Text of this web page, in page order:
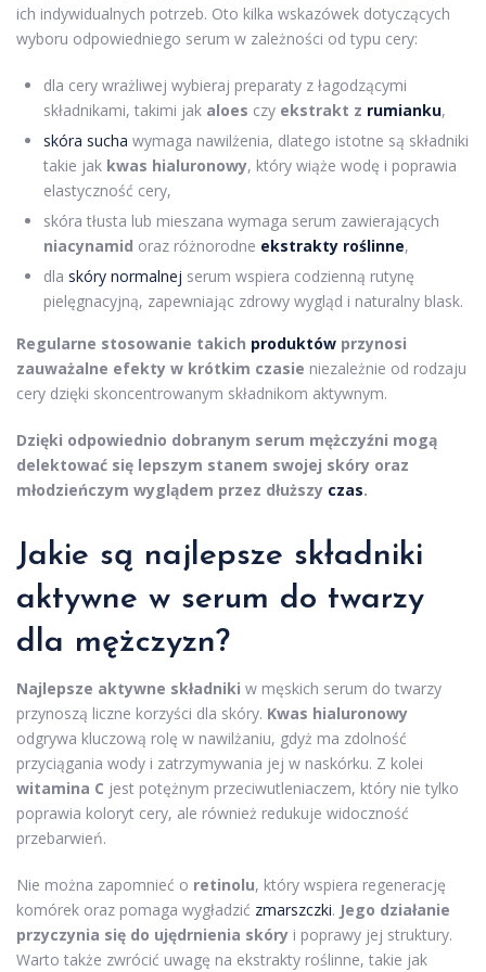
ich indywidualnych potrzeb. Oto kilka wskazówek dotyczących
wyboru odpowiedniego serum w zależności od typu cery:
dla cery wrażliwej wybieraj preparaty z łagodzącymi
składnikami, takimi jak aloes czy ekstrakt z rumianku,
skóra sucha wymaga nawilżenia, dlatego istotne są składniki
takie jak kwas hialuronowy, który wiąże wodę i poprawia
elastyczność cery,
skóra tłusta lub mieszana wymaga serum zawierających
niacynamid oraz różnorodne ekstrakty roślinne,
dla skóry normalnej serum wspiera codzienną rutynę
pielęgnacyjną, zapewniając zdrowy wygląd i naturalny blask.
Regularne stosowanie takich produktów przynosi
zauważalne efekty w krótkim czasie niezależnie od rodzaju
cery dzięki skoncentrowanym składnikom aktywnym.
Dzięki odpowiednio dobranym serum mężczyźni mogą
delektować się lepszym stanem swojej skóry oraz
młodzieńczym wyglądem przez dłuższy czas.
Jakie są najlepsze składniki
aktywne w serum do twarzy
dla mężczyzn?
Najlepsze aktywne składniki w męskich serum do twarzy
przynoszą liczne korzyści dla skóry. Kwas hialuronowy
odgrywa kluczową rolę w nawilżaniu, gdyż ma zdolność
przyciągania wody i zatrzymywania jej w naskórku. Z kolei
witamina C jest potężnym przeciwutleniaczem, który nie tylko
poprawia koloryt cery, ale również redukuje widoczność
przebarwień.
Nie można zapomnieć o retinolu, który wspiera regenerację
komórek oraz pomaga wygładzić zmarszczki. Jego działanie
przyczynia się do ujędrnienia skóry i poprawy jej struktury.
Warto także zwrócić uwagę na ekstrakty roślinne, takie jak